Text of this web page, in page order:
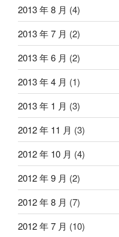
2013 年 8 月 (4)
2013 年 7 月 (2)
2013 年 6 月 (2)
2013 年 4 月 (1)
2013 年 1 月 (3)
2012 年 11 月 (3)
2012 年 10 月 (4)
2012 年 9 月 (2)
2012 年 8 月 (7)
2012 年 7 月 (10)